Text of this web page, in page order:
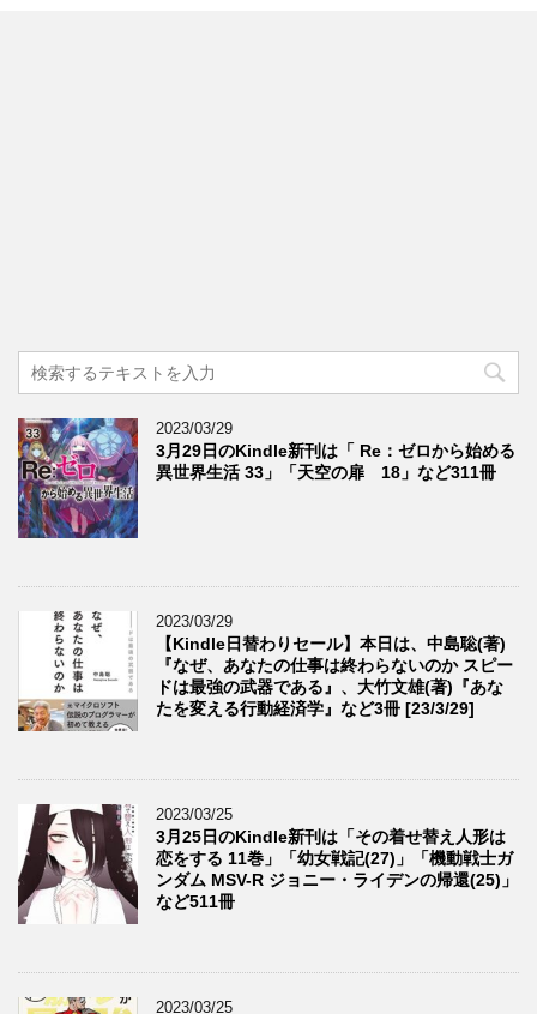
2023/03/29
3月29日のKindle新刊は「 Re：ゼロから始める
異世界生活 33」「天空の扉 18」など311冊
2023/03/29
【Kindle日替わりセール】本日は、中島聡(著)
『なぜ、あなたの仕事は終わらないのか スピー
ドは最強の武器である』、大竹文雄(著)『あな
たを変える行動経済学』など3冊 [23/3/29]
2023/03/25
3月25日のKindle新刊は「その着せ替え人形は
恋をする 11巻」「幼女戦記(27)」「機動戦士ガ
ンダム MSV-R ジョニー・ライデンの帰還(25)」
など511冊
2023/03/25